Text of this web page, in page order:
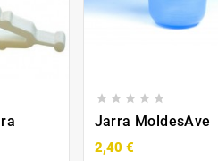
    
Jarra MoldesAve
2,40 €